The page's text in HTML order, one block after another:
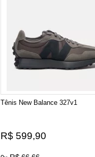
Tênis New Balance 327v1
R$ 599,90